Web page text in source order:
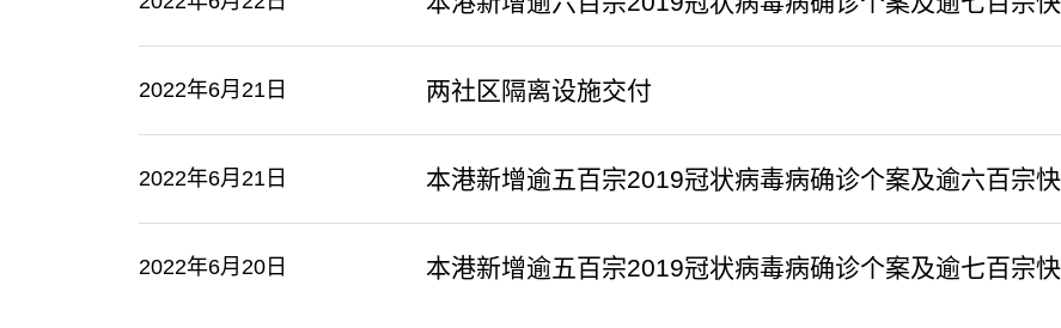
2022年6月21日 两社区隔离设施交付
2022年6月21日 本港新增逾五百宗2019冠状病毒病确诊个案及逾六百宗
2022年6月20日 本港新增逾五百宗2019冠状病毒病确诊个案及逾七百宗